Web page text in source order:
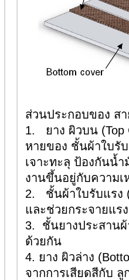
ส่วนประกอบของ สา
1. ยาง ผิวบน (Top
หายของ ชั้นผ้าใบรั
เจาะทะลุ ป้องกันน้
งานขึ้นอยู่กับความเ
2. ชั้นผ้าใบรับแรง
และช่วยกระจายแร
3. ชั้นยางประสานผ้
ด้วยกัน
4. ยาง ผิวล่าง
จากการเสียดสีกับ